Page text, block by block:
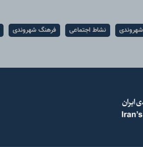
نشاط اجتماعی فرهنگ شهروندی